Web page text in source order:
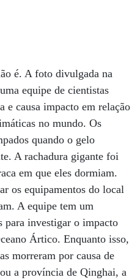
é. A foto divulgada na
equipe de cientistas
e causa impacto em relação
no mundo. Os
quando o gelo
A rachadura gigante foi
em que eles dormiam.
os equipamentos do local
A equipe tem um
para investigar o impacto
Ártico. Enquanto isso,
morreram por causa de
a província de Qinghai, a